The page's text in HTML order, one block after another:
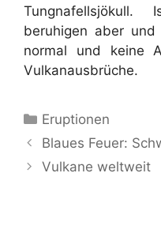
Tungnafellsjökull.
beruhigen aber
normal und keine
Vulkanausbrüche.
Kategorien
Eruptionen
Blaues Feuer:
Vulkane weltweit